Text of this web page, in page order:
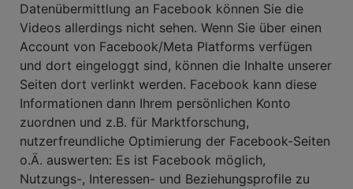
Datenübermittlung an Facebook können Sie die
Videos allerdings nicht sehen. Wenn Sie über einen
Account von Facebook/Meta Platforms verfügen
und dort eingeloggt sind, können die Inhalte unserer
Seiten dort verlinkt werden. Facebook kann diese
Informationen dann Ihrem persönlichen Konto
zuordnen und z.B. für Marktforschung,
nutzerfreundliche Optimierung der Facebook-Seiten
o.Ä. auswerten: Es ist Facebook möglich,
Nutzungs-, Interessen- und Beziehungsprofile zu